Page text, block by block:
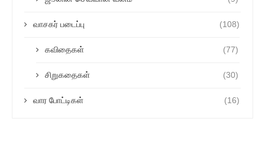
வாசகர் படைப்பு (108)
கவிதைகள் (77)
சிறுகதைகள் (30)
வார போட்டிகள் (16)